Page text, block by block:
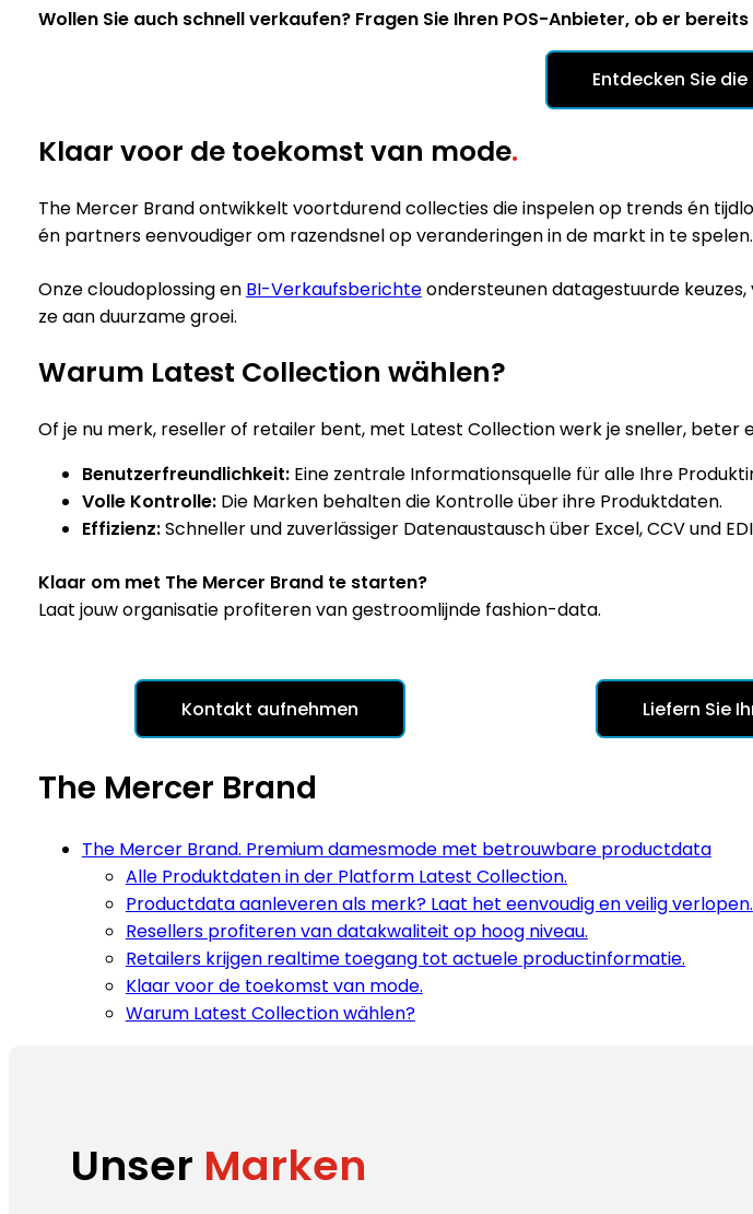
Wollen Sie auch schnell verkaufen? Fragen Sie Ihren POS-Anbieter, ob er
Entdecken Sie
Klaar voor de toekomst van mode.
The Mercer Brand ontwikkelt voortdurend collecties die inspelen op trends én
én partners eenvoudiger om razendsnel op veranderingen in de markt in te spelen.
Onze cloudoplossing en BI-Verkaufsberichteondersteunen datagestuurde
ze aan duurzame groei.
Warum Latest Collection wählen?
Of je nu merk, reseller of retailer bent, met Latest Collection werk je sneller, beter
Benutzerfreundlichkeit:Eine zentrale Informationsquelle für alle Ihre
Volle Kontrolle:Die Marken behalten die Kontrolle über ihre Produktdaten.
Effizienz:Schneller und zuverlässiger Datenaustausch über Excel, CCV und
Klaar om met The Mercer Brand te starten?
Laat jouw organisatie profiteren van gestroomlijnde fashion-data.
Kontakt aufnehmen Liefern Sie
The Mercer Brand
The Mercer Brand. Premium damesmode met betrouwbare productdata
Alle Produktdaten in der Platform Latest Collection.
Productdata aanleveren als merk? Laat het eenvoudig en veilig verlopen.
Resellers profiteren van datakwaliteit op hoog niveau.
Retailers krijgen realtime toegang tot actuele productinformatie.
Klaar voor de toekomst van mode.
Warum Latest Collection wählen?
Unser Marken